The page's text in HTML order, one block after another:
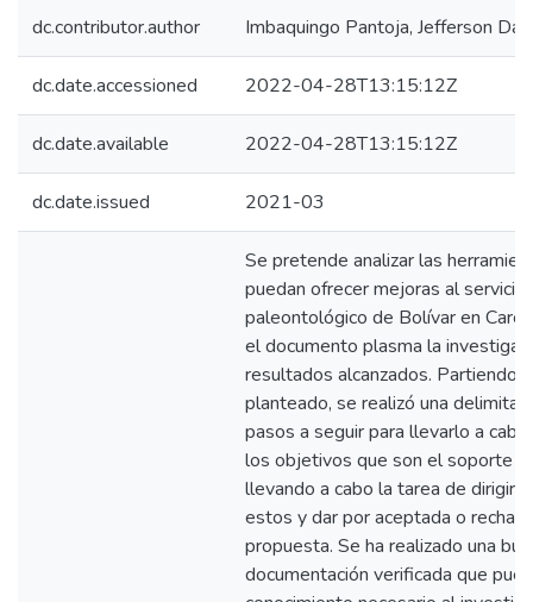
dc.contributor.author Imbaquingo Pantoja, Jefferson
dc.date.accessioned 2022-04-28T13:15:12Z
dc.date.available 2022-04-28T13:15:12Z
dc.date.issued 2021-03
Se pretende analizar las
puedan ofrecer mejoras al
paleontológico de Bolívar en
el documento plasma la
resultados alcanzados. Partiendo
planteado, se realizó una
pasos a seguir para llevarlo a
los objetivos que son el soporte
llevando a cabo la tarea de
estos y dar por aceptada o
propuesta. Se ha realizado una
documentación verificada que